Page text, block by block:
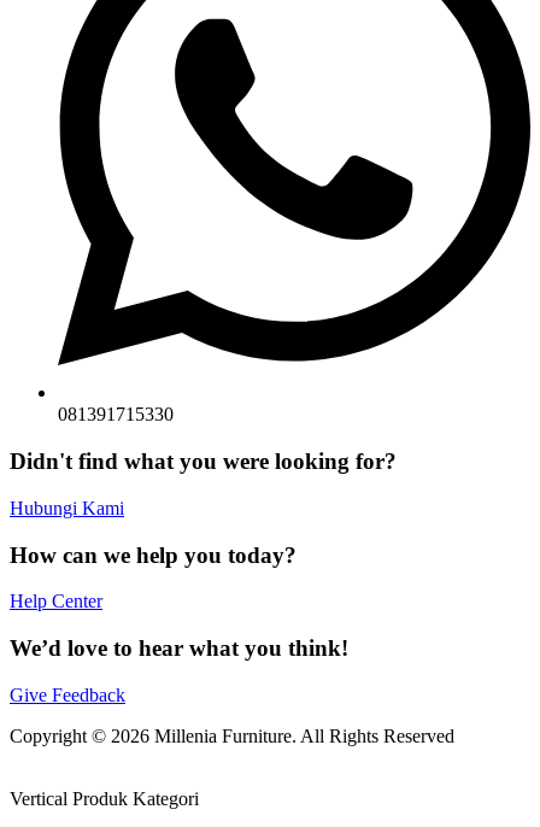
081391715330
Didn't find what you were looking for?
Hubungi Kami
How can we help you today?
Help Center
We’d love to hear what you think!
Give Feedback
Copyright © 2026 Millenia Furniture. All Rights Reserved
Vertical Produk Kategori